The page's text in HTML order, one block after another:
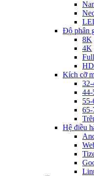
Độ phân
8K
4K
HD
Kích cỡ
32-
44-
65-
Hệ điều